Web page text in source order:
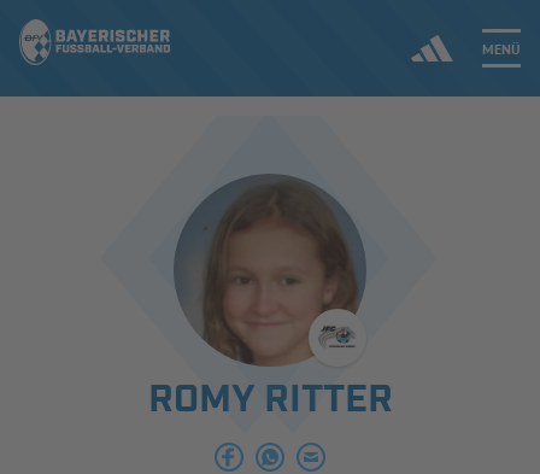
MENÜ
ERGEBNISSE & WETTBEWERBE
SPIELBETRIEB & VERBANDSLEBEN
AUSBILDUNG & FÖRDERUNGROMY RITTER